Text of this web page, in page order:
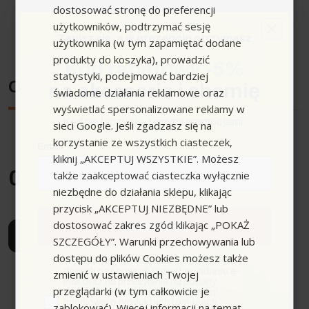
Opinie
0.0 /5
Napisz opinię
dostosować stronę do preferencji
użytkowników, podtrzymać sesję
użytkownika (w tym zapamiętać dodane
produkty do koszyka), prowadzić
statystyki, podejmować bardziej
świadome działania reklamowe oraz
wyświetlać spersonalizowane reklamy w
sieci Google. Jeśli zgadzasz się na
korzystanie ze wszystkich ciasteczek,
kliknij „AKCEPTUJ WSZYSTKIE”. Możesz
także zaakceptować ciasteczka wyłącznie
niezbędne do działania sklepu, klikając
przycisk „AKCEPTUJ NIEZBĘDNE” lub
dostosować zakres zgód klikając „POKAŻ
SZCZEGÓŁY”. Warunki przechowywania lub
dostępu do plików Cookies możesz także
zmienić w ustawieniach Twojej
przeglądarki (w tym całkowicie je
Zapisz się, a w prezencie otrzymasz
Kod rabatowy -5%
na akcesoria i chemię
Kod nie łączy się z innymi promocjami.
Email
Zapisuję się
zgodaWyrażam zgodę na przetwarzanie moich
danych osobowych w postaci adresu e-
mail oraz na przesyłanie na podany
przeze mnie adres e-mail informacji
handlowej o produktach i usługach